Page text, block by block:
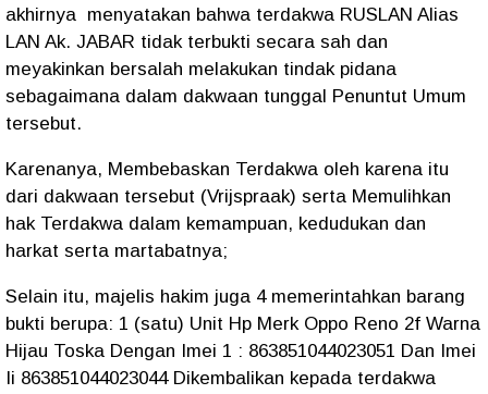
akhirnya menyatakan bahwa terdakwa RUSLAN Alias
LAN Ak. JABAR tidak terbukti secara sah dan
meyakinkan bersalah melakukan tindak pidana
sebagaimana dalam dakwaan tunggal Penuntut Umum
tersebut.
Karenanya, Membebaskan Terdakwa oleh karena itu
dari dakwaan tersebut (Vrijspraak) serta Memulihkan
hak Terdakwa dalam kemampuan, kedudukan dan
harkat serta martabatnya;
Selain itu, majelis hakim juga 4 memerintahkan barang
bukti berupa: 1 (satu) Unit Hp Merk Oppo Reno 2f Warna
Hijau Toska Dengan Imei 1 : 863851044023051 Dan Imei
Ii 863851044023044 Dikembalikan kepada terdakwa